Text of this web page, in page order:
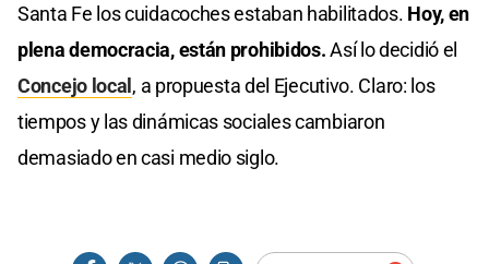
Santa Fe los cuidacoches estaban habilitados. Hoy, en
plena democracia, están prohibidos.Así lo decidió el
Concejo local, a propuesta del Ejecutivo. Claro: los
tiempos y las dinámicas sociales cambiaron
demasiado en casi medio siglo.